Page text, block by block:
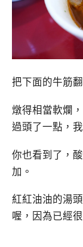
把下面的牛筋
燉得相當軟爛
過頭了一點，
你也看到了，
加。
紅紅油油的湯
喔，因為已經